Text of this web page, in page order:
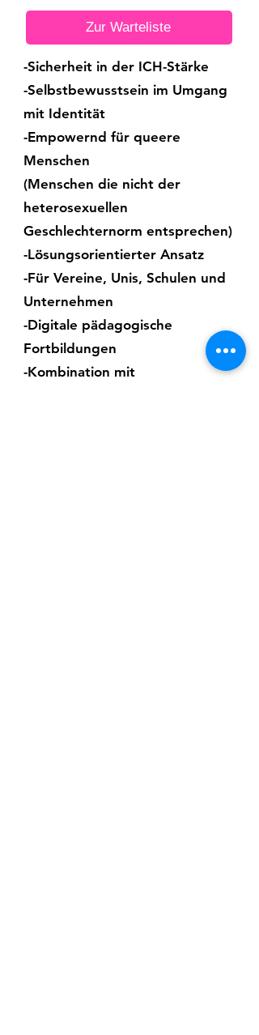
Zur Warteliste
-Sicherheit in der ICH-Stärke
-Selbstbewusstsein im Umgang
mit Identität
-Empowernd für queere
Menschen
(Menschen die nicht der
heterosexuellen
Geschlechternorm entsprechen)
-Lösungsorientierter Ansatz
-Für Vereine, Unis, Schulen und
Unternehmen
-Digitale pädagogische
Fortbildungen
-Kombination mit